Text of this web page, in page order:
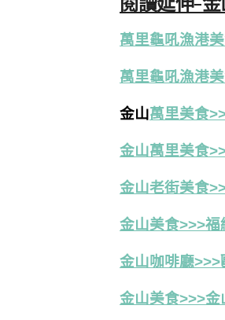
萬里龜吼漁港
萬里龜吼漁港
金山萬里美食
金山萬里美食
金山老街美食
金山美食>>>福
金山咖啡廳
金山美食>>>金